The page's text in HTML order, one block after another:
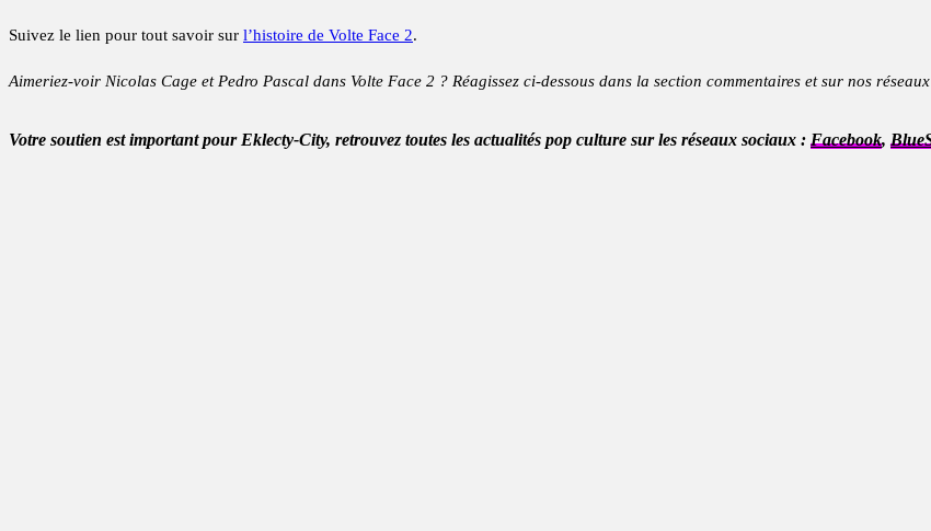
Suivez le lien pour tout savoir sur l’histoire de Volte Face 2.
Aimeriez-voir Nicolas Cage et Pedro Pascal dans Volte Face 2 ? Réagissez ci-dessous dans la section commentaires et sur nos
Votre soutien est important pour Eklecty-City, retrouvez toutes les actualités pop culture sur les réseaux sociaux : Facebook,